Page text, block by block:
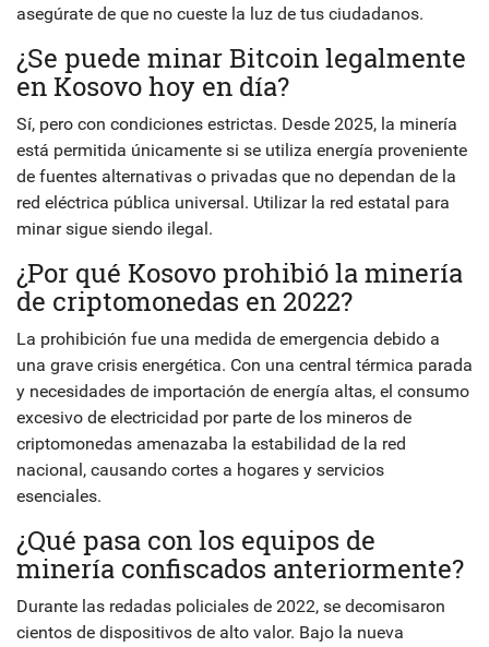
asegúrate de que no cueste la luz de tus ciudadanos.
¿Se puede minar Bitcoin legalmente
en Kosovo hoy en día?
Sí, pero con condiciones estrictas. Desde 2025, la minería
está permitida únicamente si se utiliza energía proveniente
de fuentes alternativas o privadas que no dependan de la
red eléctrica pública universal. Utilizar la red estatal para
minar sigue siendo ilegal.
¿Por qué Kosovo prohibió la minería
de criptomonedas en 2022?
La prohibición fue una medida de emergencia debido a
una grave crisis energética. Con una central térmica parada
y necesidades de importación de energía altas, el consumo
excesivo de electricidad por parte de los mineros de
criptomonedas amenazaba la estabilidad de la red
nacional, causando cortes a hogares y servicios
esenciales.
¿Qué pasa con los equipos de
minería confiscados anteriormente?
Durante las redadas policiales de 2022, se decomisaron
cientos de dispositivos de alto valor. Bajo la nueva